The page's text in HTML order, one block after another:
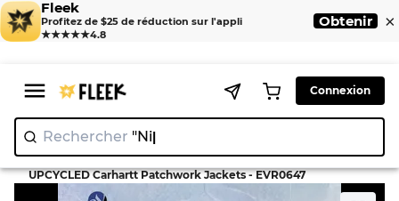
Fleek
Profitez de $25 de réduction sur l'appli
★★★★★4.8
Obtenir ×
Connexion
Rechercher "Nike"
Home > Jacket >
UPCYCLED Carhartt Patchwork Jackets - EVR0647